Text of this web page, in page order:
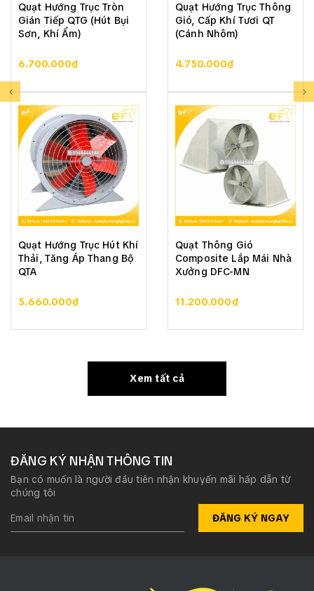
Quạt Hướng Trục Tròn
Gián Tiếp QTG (Hút Bụi
Sơn, Khí Ẩm)
6.700.000₫
Quạt Hướng Trục Hút Khí
Thải, Tăng Áp Thang Bộ
QTA
5.660.000₫
Quạt Hướng Trục Thông
Gió, Cấp Khí Tươi QT
(Cánh Nhôm)
4.750.000₫
Quạt Thông Gió
Composite Lắp Mái Nhà
Xưởng DFC-MN
11.200.000₫
Xem tất cả
ĐĂNG KÝ NHẬN THÔNG TIN
Bạn có muốn là người đầu tiên nhận khuyến mãi hấp dẫn từ
chúng tôi
ĐĂNG KÝ NGAY